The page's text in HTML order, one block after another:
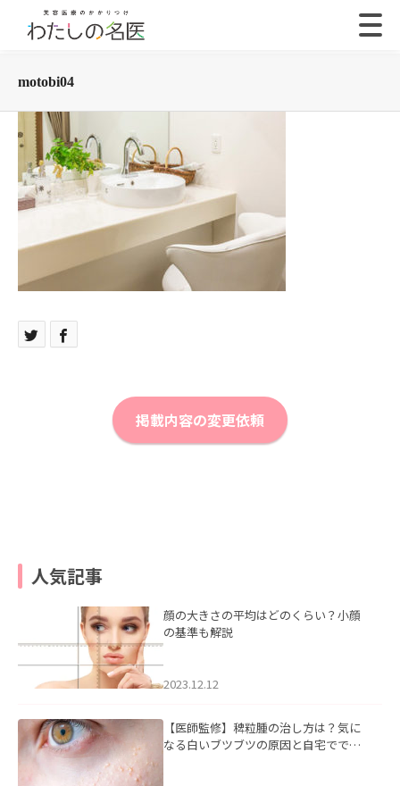
motobi04
掲載内容の変更依頼
人気記事
顔の大きさの平均はどのくらい？小顔
の基準も解説
2023.12.12
【医師監修】稗粒腫の治し方は？気に
なる白いブツブツの原因と自宅ででき